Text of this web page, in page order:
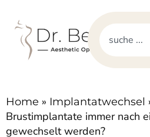
Home » Implantatwechsel
Brustimplantate immer nach
gewechselt werden?